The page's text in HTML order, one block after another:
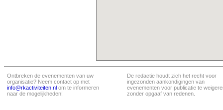
Ontbreken de evenementen van uw
organisatie? Neem contact op met
info@rkactiviteiten.nl om te informeren
naar de mogelijkheden!
De redactie houdt zich het recht voor
ingezonden aankondigingen van
evenementen voor publicatie te
zonder opgaaf van redenen.